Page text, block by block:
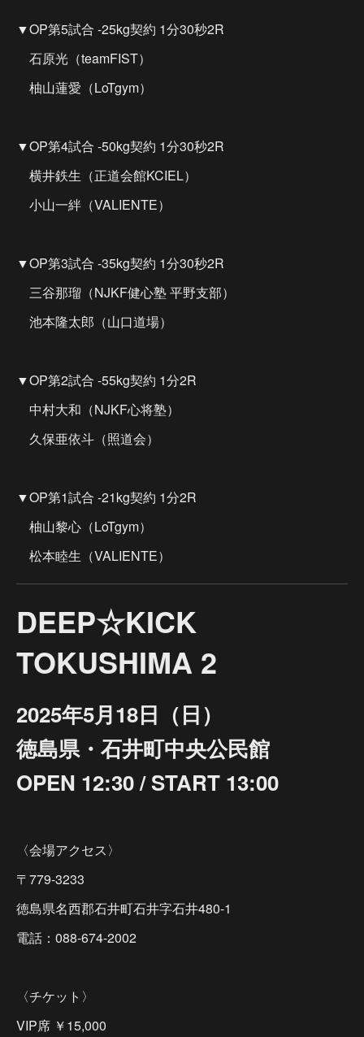
▼OP第5試合 -25kg契約 1分30秒2R
石原光（teamFIST）
柚山蓮愛（LoTgym）
▼OP第4試合 -50kg契約 1分30秒2R
横井鉄生（正道会館KCIEL）
小山一絆（VALIENTE）
▼OP第3試合 -35kg契約 1分30秒2R
三谷那瑠（NJKF健心塾 平野支部）
池本隆太郎（山口道場）
▼OP第2試合 -55kg契約 1分2R
中村大和（NJKF心将塾）
久保亜依斗（照道会）
▼OP第1試合 -21kg契約 1分2R
柚山黎心（LoTgym）
松本睦生（VALIENTE）
DEEP☆KICK
TOKUSHIMA 2
2025年5月18日（日）
徳島県・石井町中央公民館
OPEN 12:30 / START 13:00
〈会場アクセス〉
〒779-3233
徳島県名西郡石井町石井字石井480-1
電話：088-674-2002
〈チケット〉
VIP席 ￥15,000